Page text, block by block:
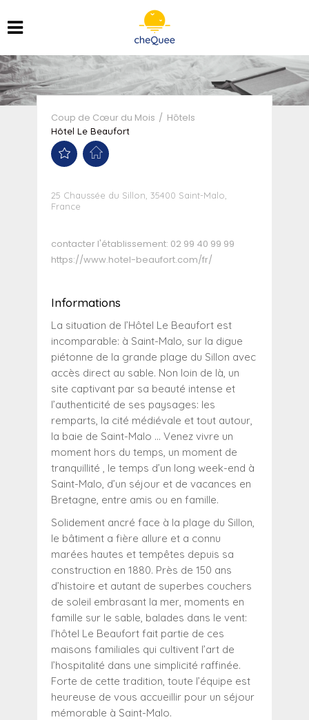
Coup de Cœur du Mois Hôtels
Hôtel Le Beaufort
25 Chaussée du Sillon, 35400 Saint-Malo,
France
contacter l'établissement: 02 99 40 99 99
https://www.hotel-beaufort.com/fr/
Informations
La situation de l’Hôtel Le Beaufort est
incomparable: à Saint-Malo, sur la digue
piétonne de la grande plage du Sillon avec
accès direct au sable. Non loin de là, un
site captivant par sa beauté intense et
l’authenticité de ses paysages: les
remparts, la cité médiévale et tout autour,
la baie de Saint-Malo … Venez vivre un
moment hors du temps, un moment de
tranquillité , le temps d’un long week-end à
Saint-Malo, d’un séjour et de vacances en
Bretagne, entre amis ou en famille.
Solidement ancré face à la plage du Sillon,
le bâtiment a fière allure et a connu
marées hautes et tempêtes depuis sa
construction en 1880. Près de 150 ans
d’histoire et autant de superbes couchers
de soleil embrasant la mer, moments en
famille sur le sable, balades dans le vent:
l’hôtel Le Beaufort fait partie de ces
maisons familiales qui cultivent l’art de
l’hospitalité dans une simplicité raffinée.
Forte de cette tradition, toute l’équipe est
heureuse de vous accueillir pour un séjour
mémorable à Saint-Malo.